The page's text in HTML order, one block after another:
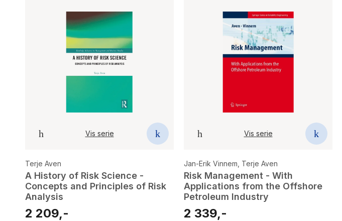
Vis serie
Terje Aven
A History of Risk Science -
Concepts and Principles of Risk
Analysis
2 209,-
Vis serie
Jan-Erik Vinnem Terje Aven
Risk Management - With
Applications from the Offshore
Petroleum Industry
2 339,-